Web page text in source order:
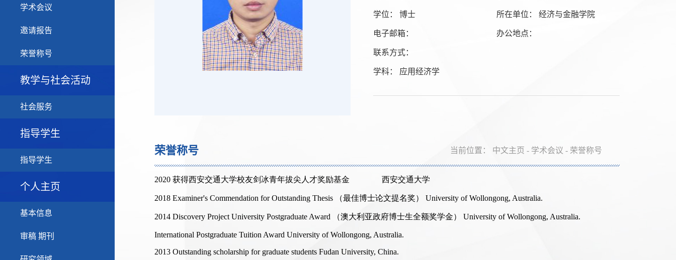
学术会议
邀请报告
荣誉称号
教学与社会活动
社会服务
指导学生
指导学生
个人主页
基本信息
审稿 期刊
学位： 博士 所在单位： 经济与金融学院
电子邮箱： 办公地点：
联系方式：
学科： 应用经济学
荣誉称号 当前位置： 中文主页 - 学术会议 - 荣誉称号